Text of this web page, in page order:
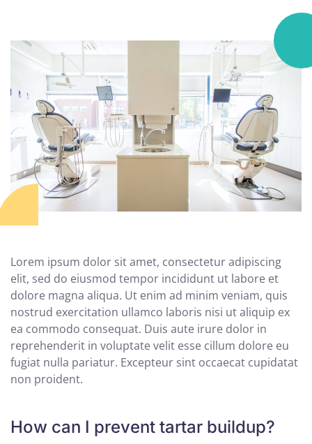
Lorem ipsum dolor sit amet, consectetur adipiscing
elit, sed do eiusmod tempor incididunt ut labore et
dolore magna aliqua. Ut enim ad minim veniam, quis
nostrud exercitation ullamco laboris nisi ut aliquip ex
ea commodo consequat. Duis aute irure dolor in
reprehenderit in voluptate velit esse cillum dolore eu
fugiat nulla pariatur. Excepteur sint occaecat cupidatat
non proident.
How can I prevent tartar buildup?